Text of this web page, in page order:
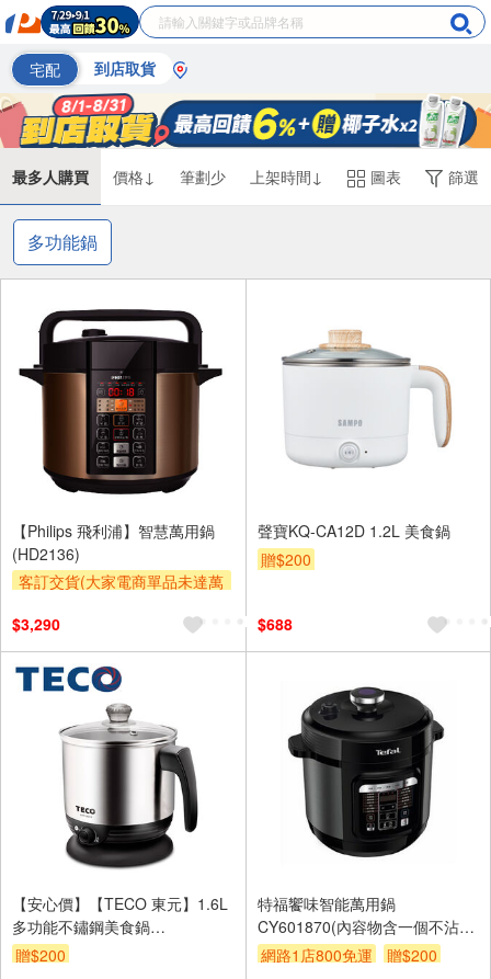
宅配 到店取貨
最多人購買 價格↓ 筆劃少 上架時間↓ 圖表 篩選
多功能鍋
【Philips 飛利浦】智慧萬用鍋
(HD2136)
客訂交貨(大家電商單品未達萬
區費另計,實際收費以專人聯絡
報價為主)
登錄贈
$3,290
聲寶KQ-CA12D 1.2L 美食鍋
贈$200
$688
【安心價】【TECO 東元】1.6L
多功能不鏽鋼美食鍋
(XYFYK016)
贈$200
特福饗味智能萬用鍋
CY601870(內容物含一個不沾內
鍋)
網路1店800免運
贈$200